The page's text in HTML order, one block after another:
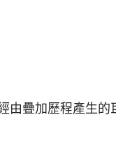
由疊加歷程產生的